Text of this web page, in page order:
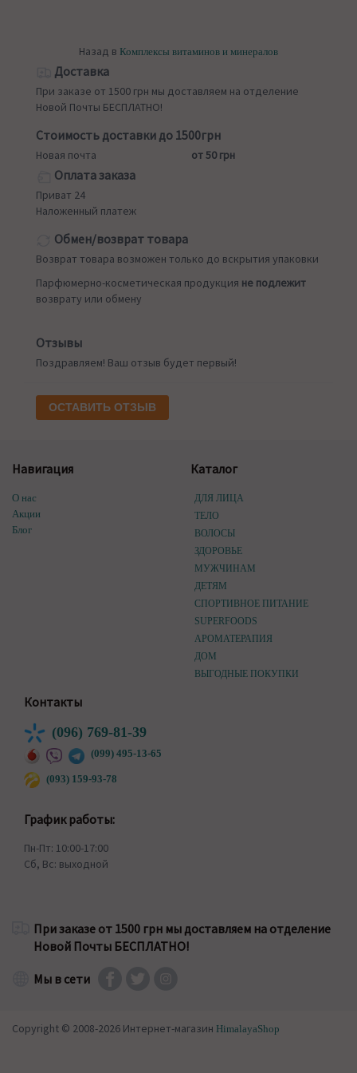
Назад в Комплексы витаминов и минералов
Доставка
При заказе от 1500 грн мы доставляем на отделение
Новой Почты БЕСПЛАТНО!
Стоимость доставки до 1500грн
Новая почта от 50 грн
Оплата заказа
Приват 24
Наложенный платеж
Обмен/возврат товара
Возврат товара возможен только до вскрытия упаковки
Парфюмерно-косметическая продукция не подлежит
возврату или обмену
Отзывы
Поздравляем! Ваш отзыв будет первый!
ОСТАВИТЬ ОТЗЫВ
Навигация
О нас
Акции
Блог
Каталог
ДЛЯ ЛИЦА
ТЕЛО
ВОЛОСЫ
ЗДОРОВЬЕ
МУЖЧИНАМ
ДЕТЯМ
СПОРТИВНОЕ ПИТАНИЕ
SUPERFOODS
АРОМАТЕРАПИЯ
ДОМ
ВЫГОДНЫЕ ПОКУПКИ
Контакты
(096) 769-81-39
(099) 495-13-65
(093) 159-93-78
График работы:
Пн-Пт: 10:00-17:00
Сб, Вс: выходной
При заказе от 1500 грн мы доставляем на отделение
Новой Почты БЕСПЛАТНО!
Мы в сети
Copyright © 2008-2026 Интернет-магазин HimalayaShop